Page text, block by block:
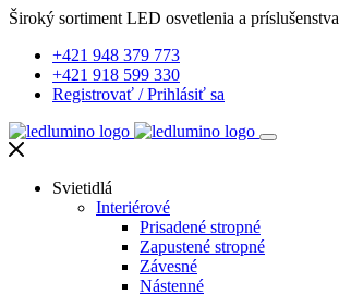
Široký sortiment LED osvetlenia a príslušenstva
+421 948 379 773
+421 918 599 330
Registrovať /Prihlásiť sa
Svietidlá
Interiérové
Prisadené stropné
Zapustené stropné
Závesné
Nástenné